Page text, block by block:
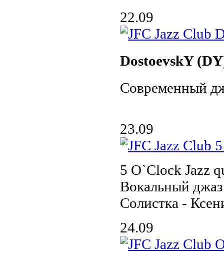
22.09
DostoevskY
Современный
23.09
5 O`Clock Jazz
Вокальный джаз
Солистка -
24.09